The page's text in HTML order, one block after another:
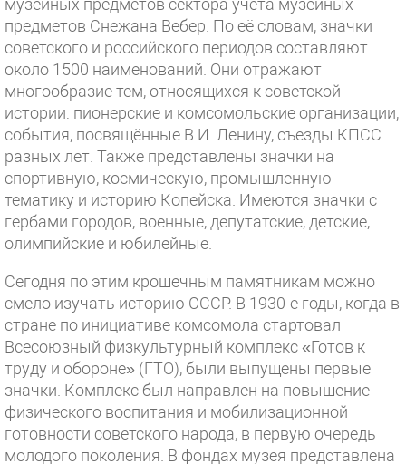
музейных предметов сектора учёта музейных
предметов Снежана Вебер. По её словам, значки
советского и российского периодов составляют
около 1500 наименований. Они отражают
многообразие тем, относящихся к советской
истории: пионерские и комсомольские организации,
события, посвящённые В.И. Ленину, съезды КПСС
разных лет. Также представлены значки на
спортивную, космическую, промышленную
тематику и историю Копейска. Имеются значки с
гербами городов, военные, депутатские, детские,
олимпийские и юбилейные.
Сегодня по этим крошечным памятникам можно
смело изучать историю СССР. В 1930-е годы, когда в
стране по инициативе комсомола стартовал
Всесоюзный физкультурный комплекс «Готов к
труду и обороне» (ГТО), были выпущены первые
значки. Комплекс был направлен на повышение
физического воспитания и мобилизационной
готовности советского народа, в первую очередь
молодого поколения. В фондах музея представлена